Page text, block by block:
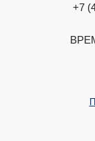
+7